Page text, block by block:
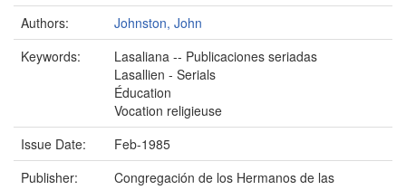
Authors:
Johnston, John
Keywords:
Lasaliana -- Publicaciones seriadas
Lasallien - Serials
Éducation
Vocation religieuse
Issue Date:
Feb-1985
Publisher:
Congregación de los Hermanos de las